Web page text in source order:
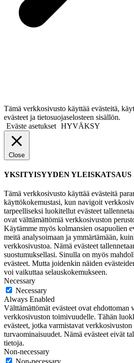
Tämä verkkosivusto käyttää evästeitä,
evästeet ja tietosuojaselosteen sisällön.
Eväste asetukset HYVÄKSY
Close
YKSITYISYYDEN YLEISKATSAUS
Tämä verkkosivusto käyttää evästeitä
käyttökokemustasi, kun navigoit
tarpeelliseksi luokitellut evästeet
ovat välttämättömiä verkkosivuston
Käytämme myös kolmansien osapuolien
meitä analysoimaan ja ymmärtämään,
verkkosivustoa. Nämä evästeet
suostumuksellasi. Sinulla on myös
evästeet. Mutta joidenkin näiden
voi vaikuttaa selauskokemukseen.
Necessary
Necessary
Always Enabled
Välttämättömät evästeet ovat ehdottoman
verkkosivuston toimivuudelle. Tähän
evästeet, jotka varmistavat
turvaominaisuudet. Nämä evästeet eivät
tietoja.
Non-necessary